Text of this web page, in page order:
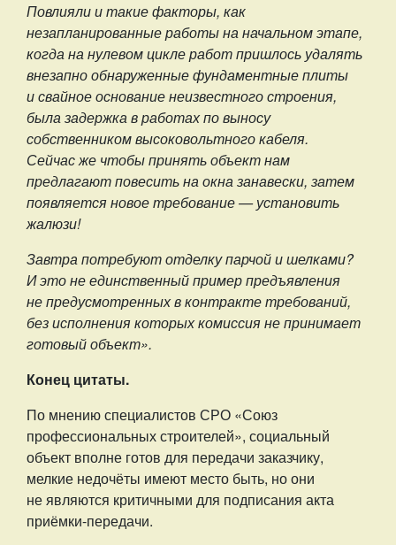
Повлияли и такие факторы, как
незапланированные работы на начальном этапе,
когда на нулевом цикле работ пришлось удалять
внезапно обнаруженные фундаментные плиты
и свайное основание неизвестного строения,
была задержка в работах по выносу
собственником высоковольтного кабеля.
Сейчас же чтобы принять объект нам
предлагают повесить на окна занавески, затем
появляется новое требование — установить
жалюзи!
Завтра потребуют отделку парчой и шелками?
И это не единственный пример предъявления
не предусмотренных в контракте требований,
без исполнения которых комиссия не принимает
готовый объект».
Конец цитаты.
По мнению специалистов СРО «Союз
профессиональных строителей», социальный
объект вполне готов для передачи заказчику,
мелкие недочёты имеют место быть, но они
не являются критичными для подписания акта
приёмки-передачи.